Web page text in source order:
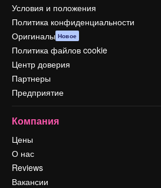
Условия и положения
Политика конфиденциальности
Оригиналы Новое
Политика файлов cookie
Центр доверия
Партнеры
Предприятие
Компания
Цены
О нас
Reviews
Вакансии